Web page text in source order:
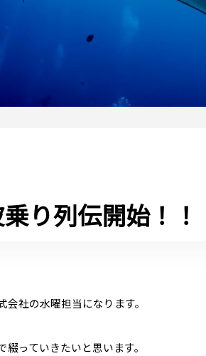
り列伝開始！！
社の水曜担当になります。
っていきたいと思います。